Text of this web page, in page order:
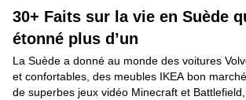
30+ Faits sur la vie en Suède
étonné plus d’un
La Suède a donné au monde des voitures
et confortables, des meubles IKEA bon
de superbes jeux vidéo Minecraft et